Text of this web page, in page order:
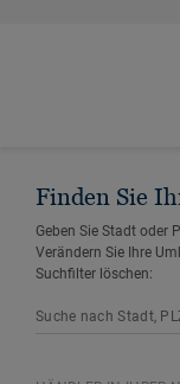
Finden Sie
Geben Sie Stadt oder
Verändern Sie Ihre
Suchfilter löschen: